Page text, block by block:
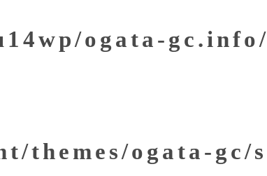
ogata-
themes/ogata-gc/